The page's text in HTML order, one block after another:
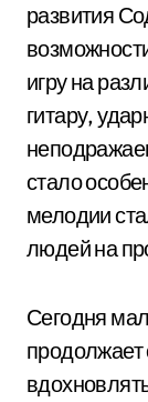
развития
игру на
гитару,
стало
мелодии
людей на
Сегодня
продолжает